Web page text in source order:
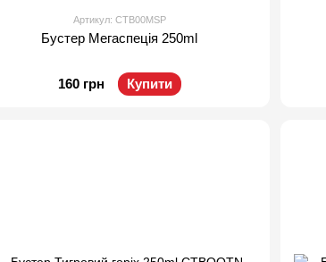
Артикул: CTB00MSP
Бустер Мегаспеція 250ml
160 грн Купити